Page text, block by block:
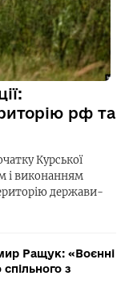
рф та
Курської
і виконанням
держави-
Ращук: «Воєнні
з